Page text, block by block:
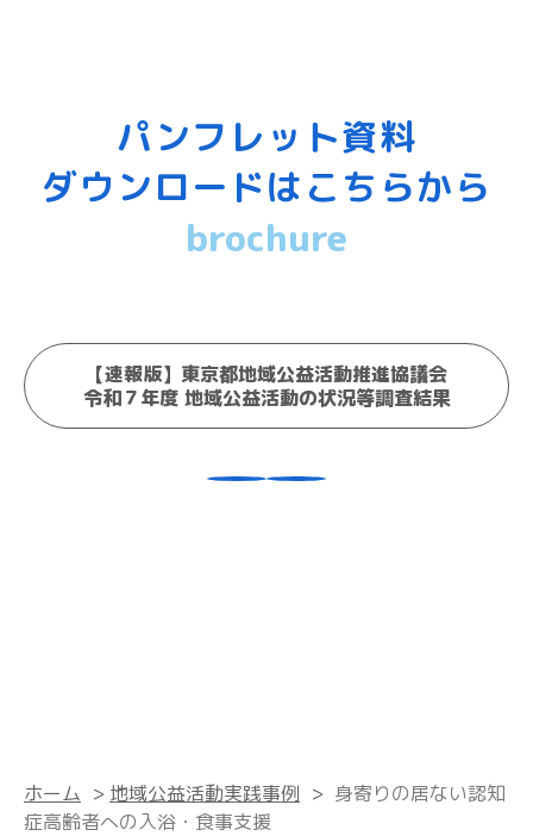
パンフレット資料
ダウンロードはこちらから
brochure
【速報版】東京都地域公益活動推進協議会
令和７年度 地域公益活動の状況等調査結果
ホーム > 地域公益活動実践事例 > 身寄りの居ない認知
症高齢者への入浴・食事支援